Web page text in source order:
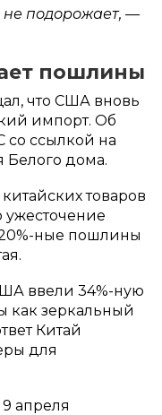
не подорожает,—
пошлины
что США вновь
импорт. Об
со ссылкой на
Белого дома.
товаров
ужесточение
ные пошлины
ввели 34%-ную
как зеркальный
Китай
для
апреля